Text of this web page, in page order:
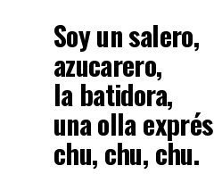
Soy un salero,
azucarero,
la batidora,
una olla exprés
chu, chu, chu.